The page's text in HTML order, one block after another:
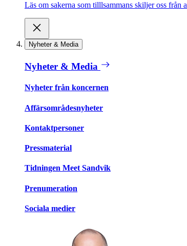
Läs om sakerna som tilllsammans skiljer oss
Nyheter & Media
Nyheter & Media
Nyheter från koncernen
Affärsområdesnyheter
Kontaktpersoner
Pressmaterial
Tidningen Meet Sandvik
Prenumeration
Sociala medier